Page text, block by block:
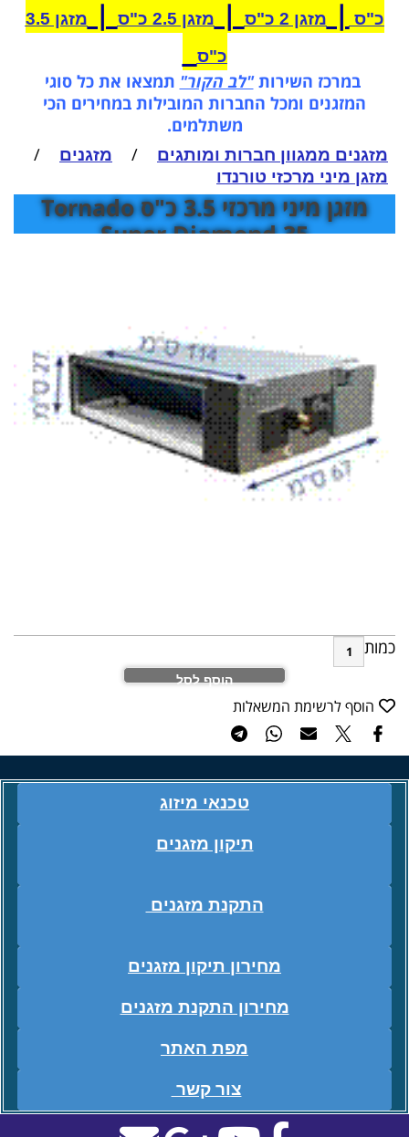
כ"ס | מזגן 2 כ"ס | מזגן 2.5 כ"ס |
מזגן 3.5
כ"ס
במרכז השירות"לב הקור" תמצאו את כל סוגי
המזגנים ומכל החברות המובילות במחירים הכי
משתלמים.
מזגנים ממגוון חברות ומותגים / מזגנים /
מזגן מיני מרכזי טורנדו
מזגן מיני מרכזי 3.5 כ"ס Tornado
Super Diamond 35
כמות
הוסף לסל
הוסף לרשימת המשאלות
טכנאי מיזוג
תיקון מזגנים
התקנת מזגנים
מחירון תיקון מזגנים
מחירון התקנת מזגנים
מפת האתר
צור קשר